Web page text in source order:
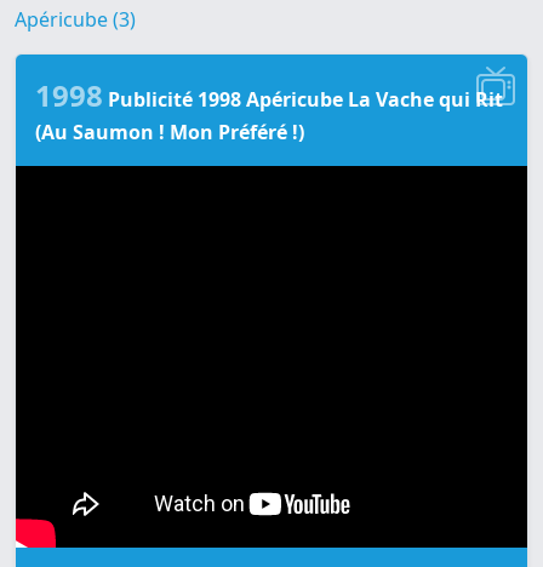
Apéricube (3)
1998 Publicité 1998 Apéricube La Vache qui Rit
(Au Saumon ! Mon Préféré !)